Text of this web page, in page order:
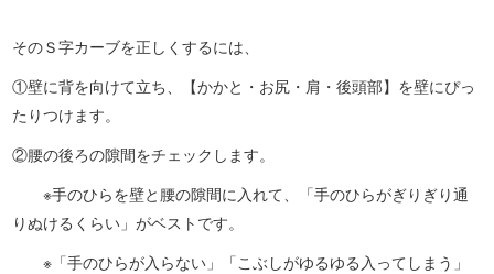
そのＳ字カーブを正しくするには、
①壁に背を向けて立ち、【かかと・お尻・肩・後頭部】を壁にぴっ
たりつけます。
②腰の後ろの隙間をチェックします。
※手のひらを壁と腰の隙間に入れて、「手のひらがぎりぎり通
りぬけるくらい」がベストです。
※「手のひらが入らない」「こぶしがゆるゆる入ってしまう」